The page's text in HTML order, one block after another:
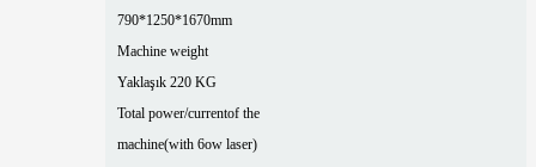
790*1250*1670mm
Machine weight
Yaklaşık 220 KG
Total power/currentof the
machine(with 6ow laser)